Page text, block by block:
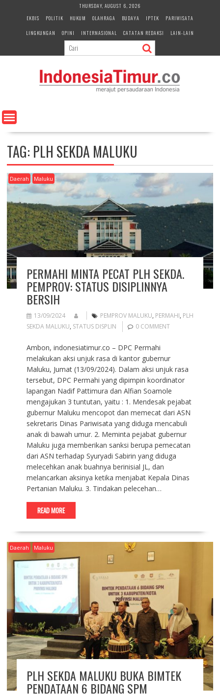
e
n
THURSDAY, AUGUST 6, 2026
EKBIS
POLITIK HUKUM OLAHRAGA BUDAYA IPTEK
PARIWISATA
LINGKUNGAN
OPINI INTERNASIONAL CATATAN REDAKSI LAIN-LAIN
TAG: PLH SEKDA MALUKU
Daerah Maluku
PERMAHI MINTA PECAT PLH SEKDA.
PEMPROV: STATUS DISIPLINNYA
BERSIH
13/09/2024 PEMPROV MALUKU, PERMAHI, PLH
SEKDA MALUKU, STATUS DISPLIN 0 COMMENT
Ambon, indonesiatimur.co – DPC Permahi
melakukan aksi unjuk rasa di kantor gubernur
Maluku, Jumat (13/09/2024). Dalam aksi unjuk rasa
tersebut, DPC Permahi yang dipimpin koordinator
lapangan Nadif Pattimura dan Alfian Soamole
mengajukan 3 tuntutan, yaitu : 1. Mendesak pejabat
gubernur Maluku mencopot dan memecat dari ASN
sekretaris Dinas Pariwisata yang diduga mencabuli
anak di bawah umur. 2. Meminta pejabat gubernur
Maluku juga memberikan sanksi berupa pemecatan
dari ASN terhadap Syuryadi Sabirin yang diduga
melecehkan anak buahnya berinisial JL, dan
melancarkan aksinya ketika menjabat Kepala Dinas
Pertanian Maluku. 3. Tindakan pelecehan…
READ MORE
Daerah Maluku
PLH SEKDA MALUKU BUKA BIMTEK
PENDATAAN 6 BIDANG SPM